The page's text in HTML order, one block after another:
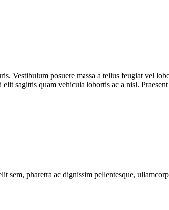
Vestibulum posuere massa a tellus feugiat vel
sagittis quam vehicula lobortis ac a nisl.
pharetra ac dignissim pellentesque,